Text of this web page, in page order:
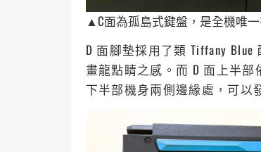
▲C面為孤島式鍵盤，是全機唯一
D 面腳墊採用了類 Tiffany
畫龍點睛之感。而 D 面上半部
下半部機身兩側邊緣處，可以